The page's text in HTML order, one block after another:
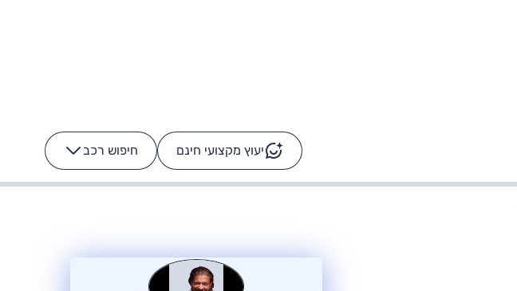
יעוץ מקצועי חינם חיפוש רכב -
רכבי הסלבס: על מה נוסע
הרכב לא מתקלקל. המסך
כן